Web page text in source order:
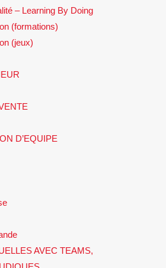
– Learning By Doing
(formations)
(jeux)
D’EQUIPE
AVEC TEAMS,